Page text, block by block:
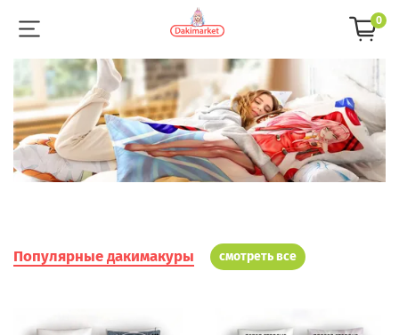
0
Популярные дакимакуры смотреть все